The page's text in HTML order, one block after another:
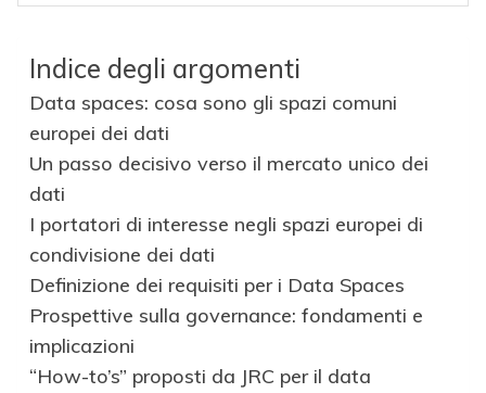
Indice degli argomenti
Data spaces: cosa sono gli spazi comuni
europei dei dati
Un passo decisivo verso il mercato unico dei
dati
I portatori di interesse negli spazi europei di
condivisione dei dati
Definizione dei requisiti per i Data Spaces
Prospettive sulla governance: fondamenti e
implicazioni
“How-to’s” proposti da JRC per il data